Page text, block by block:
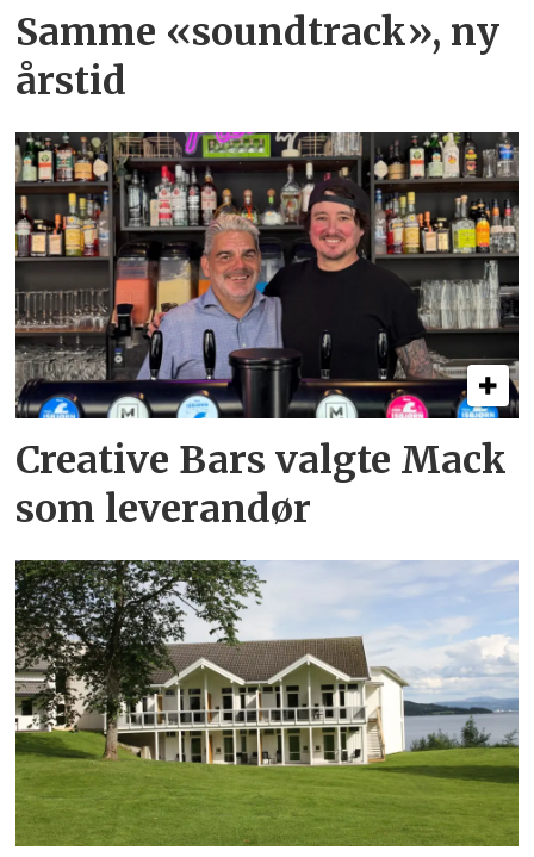
Samme «soundtrack», ny
årstid
Creative Bars valgte Mack
som leverandør